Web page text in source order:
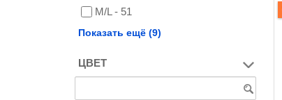
M/L - 51
S/M - 42
28
Показать ещё (9)
ЦВЕТ